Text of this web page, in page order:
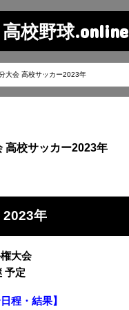
校野球.online
大会 高校サッカー2023年
高校サッカー2023年
2023年
大会
予定
程・結果】